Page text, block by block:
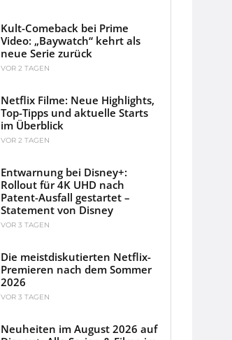
Kult-Comeback bei Prime
Video: „Baywatch“ kehrt als
neue Serie zurück
VOR 2 TAGEN
Netflix Filme: Neue Highlights,
Top-Tipps und aktuelle Starts
im Überblick
VOR 2 TAGEN
Entwarnung bei Disney+:
Rollout für 4K UHD nach
Patent-Ausfall gestartet –
Statement von Disney
VOR 3 TAGEN
Die meistdiskutierten Netflix-
Premieren nach dem Sommer
2026
VOR 3 TAGEN
Neuheiten im August 2026 auf